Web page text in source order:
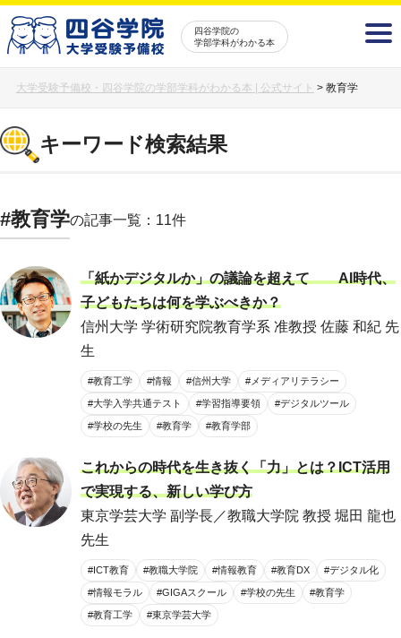
四谷学院の
学部学科がわかる本
大学受験予備校・四谷学院の学部学科がわかる本 | 公式サイト > 教育学
キーワード検索結果
#教育学の記事一覧：11件
「紙かデジタルか」の議論を超えて AI時代、
子どもたちは何を学ぶべきか？
信州大学 学術研究院教育学系 准教授 佐藤 和紀 先
生
#教育工学 #情報 #信州大学 #メディアリテラシー
#大学入学共通テスト #学習指導要領 #デジタルツール
#学校の先生 #教育学 #教育学部
これからの時代を生き抜く「力」とは？ICT活用
で実現する、新しい学び方
東京学芸大学 副学長／教職大学院 教授 堀田 龍也
先生
#ICT教育 #教職大学院 #情報教育 #教育DX #デジタル化
#情報モラル #GIGAスクール #学校の先生 #教育学
#教育工学 #東京学芸大学